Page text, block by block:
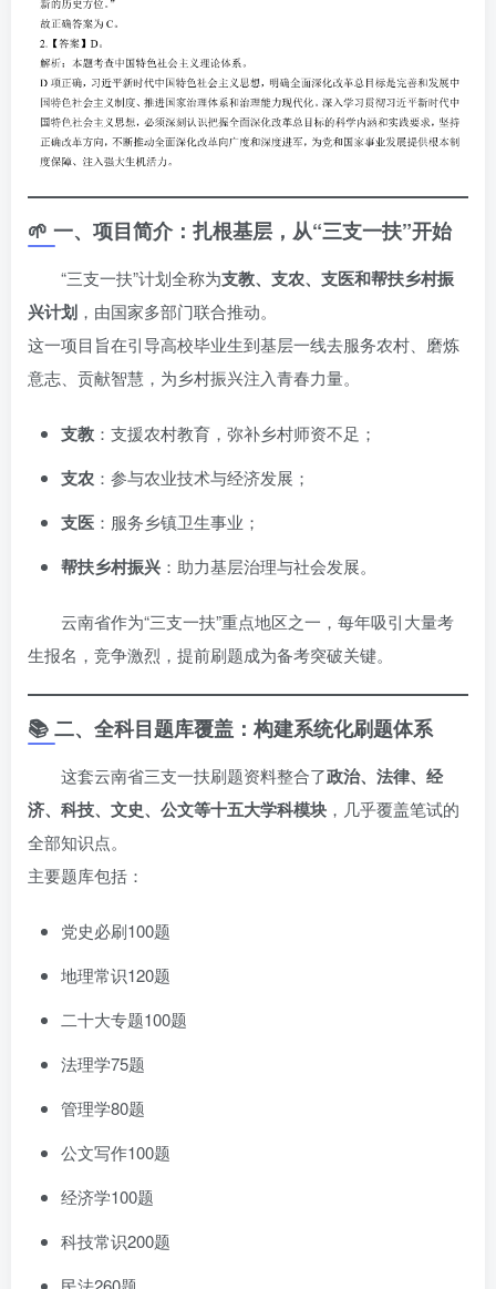
🌱 一、项目简介：扎根基层，从“三支一扶”开始
“三支一扶”计划全称为支教、支农、支医和帮扶乡村振
兴计划 ，由国家多部门联合推动。
这一项目旨在引导高校毕业生到基层一线去服务农村、磨炼
意志、贡献智慧，为乡村振兴注入青春力量。
支教 ：支援农村教育，弥补乡村师资不足；
支农 ：参与农业技术与经济发展；
支医 ：服务乡镇卫生事业；
帮扶乡村振兴 ：助力基层治理与社会发展。
云南省作为“三支一扶”重点地区之一，每年吸引大量考
生报名，竞争激烈，提前刷题成为备考突破关键。
📚 二、全科目题库覆盖：构建系统化刷题体系
这套云南省三支一扶刷题资料整合了政治、法律、经
济、科技、文史、公文等十五大学科模块 ，几乎覆盖笔试的
全部知识点。
主要题库包括：
党史必刷100题
地理常识120题
二十大专题100题
法理学75题
管理学80题
公文写作100题
经济学100题
科技常识200题